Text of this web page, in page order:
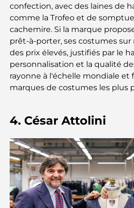
paysager à Dubaï :
extérieurs
Les meilleures entreprises
Dubaï : un guide complet
Palm Jebel Ali contre Palm
comparaison claire pour les
Découvrez Moon Island
À la découverte des sites
voyage à travers le temps
Les 7 meilleurs restaurants
Harbour où dîner
confection, avec des laines de
comme la Trofeo et de
cachemire. Si la marque
prêt-à-porter, ses costumes
des prix élevés, justifiés par le
personnalisation et la qualité
rayonne à l'échelle mondiale et
marques de costumes les plus
4. César Attolini